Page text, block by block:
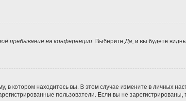
пребывание на конференции . Выберите Да , и вы будете
котором находитесь вы. В этом случае измените в личных
пользователи. Если вы не